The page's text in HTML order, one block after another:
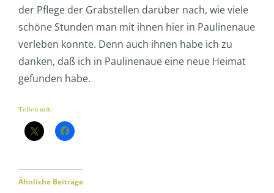
der Pflege der Grabstellen darüber nach, wie viele
schöne Stunden man mit ihnen hier in Paulinenaue
verleben konnte. Denn auch ihnen habe ich zu
danken, daß ich in Paulinenaue eine neue Heimat
gefunden habe.
Teilen mit:
Ähnliche Beiträge